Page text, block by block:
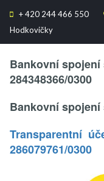
 +420 244 466 550
Hodkovičky
Bankovní
284348366/0300
Bankovní spojení
Transparentní
286079761/0300